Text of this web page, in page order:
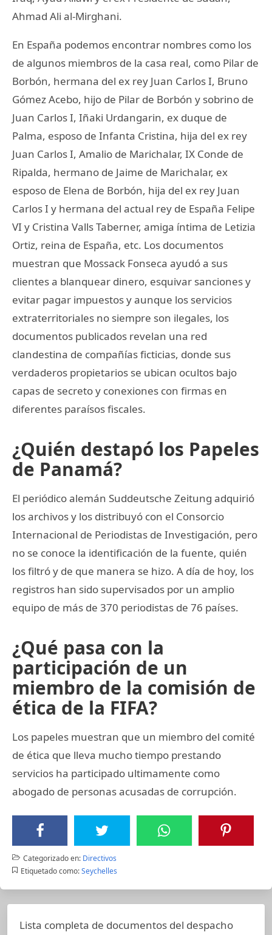
Ahmad Ali al-Mirghani.
En España podemos encontrar nombres como los
de algunos miembros de la casa real, como Pilar de
Borbón, hermana del ex rey Juan Carlos I, Bruno
Gómez Acebo, hijo de Pilar de Borbón y sobrino de
Juan Carlos I, Iñaki Urdangarin, ex duque de
Palma, esposo de Infanta Cristina, hija del ex rey
Juan Carlos I, Amalio de Marichalar, IX Conde de
Ripalda, hermano de Jaime de Marichalar, ex
esposo de Elena de Borbón, hija del ex rey Juan
Carlos I y hermana del actual rey de España Felipe
VI y Cristina Valls Taberner, amiga íntima de Letizia
Ortiz, reina de España, etc. Los documentos
muestran que Mossack Fonseca ayudó a sus
clientes a blanquear dinero, esquivar sanciones y
evitar pagar impuestos y aunque los servicios
extraterritoriales no siempre son ilegales, los
documentos publicados revelan una red
clandestina de compañías ficticias, donde sus
verdaderos propietarios se ubican ocultos bajo
capas de secreto y conexiones con firmas en
diferentes paraísos fiscales.
¿Quién destapó los Papeles
de Panamá?
El periódico alemán Suddeutsche Zeitung adquirió
los archivos y los distribuyó con el Consorcio
Internacional de Periodistas de Investigación, pero
no se conoce la identificación de la fuente, quién
los filtró y de que manera se hizo. A día de hoy, los
registros han sido supervisados por un amplio
equipo de más de 370 periodistas de 76 países.
¿Qué pasa con la
participación de un
miembro de la comisión de
ética de la FIFA?
Los papeles muestran que un miembro del comité
de ética que lleva mucho tiempo prestando
servicios ha participado ultimamente como
abogado de personas acusadas de corrupción.
Categorizado en: Directivos
Etiquetado como: Seychelles
Lista completa de documentos del despacho